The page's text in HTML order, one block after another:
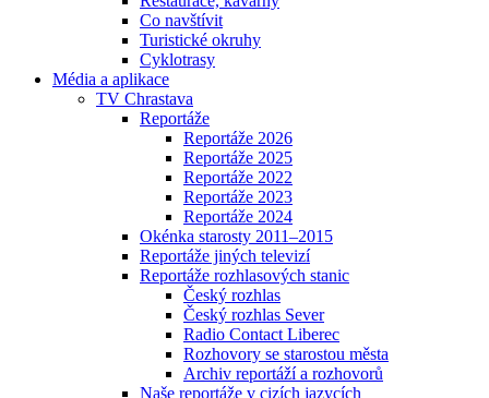
Co navštívit
Turistické okruhy
Cyklotrasy
Média a aplikace
TV Chrastava
Reportáže
Reportáže 2026
Reportáže 2025
Reportáže 2022
Reportáže 2023
Reportáže 2024
Okénka starosty 2011–2015
Reportáže jiných televizí
Reportáže rozhlasových stanic
Český rozhlas
Český rozhlas Sever
Radio Contact Liberec
Rozhovory se starostou města
Archiv reportáží a rozhovorů
Naše reportáže v cizích jazycích